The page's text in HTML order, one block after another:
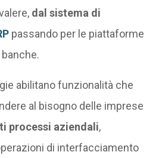
dal sistema di
passando per le piattaforme
abilitano funzionalità che
al bisogno delle imprese
processi aziendali,
di interfacciamento